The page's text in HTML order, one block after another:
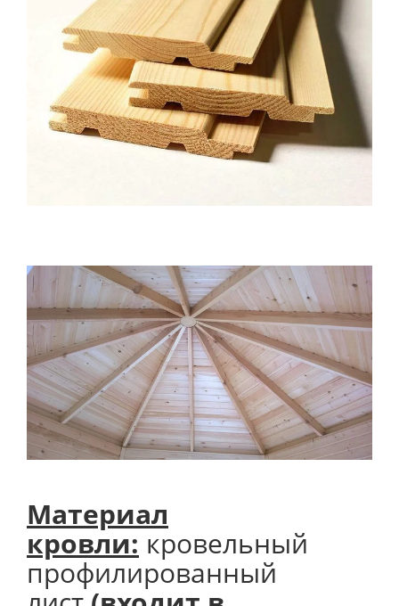
Материал
кровли: кровельный
профилированный